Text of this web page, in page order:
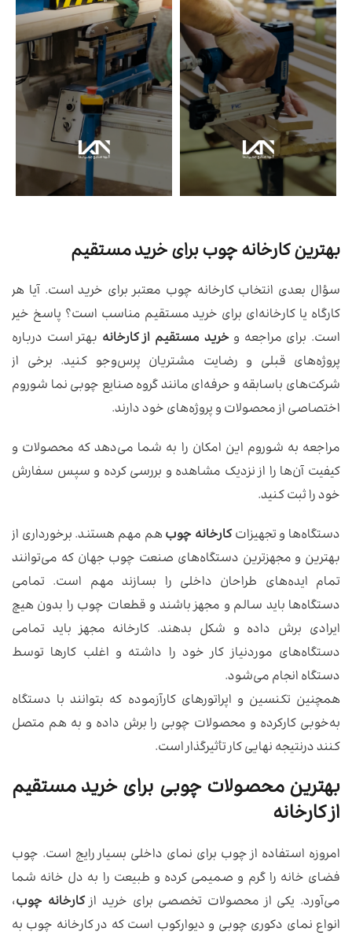
بهترین کارخانه چوب برای خرید مستقیم
سؤال بعدی انتخاب کارخانه چوب معتبر برای خرید است. آیا هر
کارگاه یا کارخانه‌ای برای خرید مستقیم مناسب است؟ پاسخ خیر
است. برای مراجعه وخرید مستقیم از کارخانه بهتر است درباره
پروژه‌های قبلی و رضایت مشتریان پرس‌وجو کنید. برخی از
شرکت‌های باسابقه و حرفه‌ای مانند گروه صنایع چوبی نما شوروم
اختصاصی از محصولات و پروژه‌های خود دارند.
مراجعه به شوروم این امکان را به شما می‌دهد که محصولات و
کیفیت آن‌ها را از نزدیک مشاهده و بررسی کرده و سپس سفارش
خود را ثبت کنید.
دستگاه‌ها و تجهیزاتکارخانه چوبهم مهم هستند. برخورداری از
بهترین و مجهزترین دستگاه‌های صنعت چوب جهان که می‌توانند
تمام ایده‌های طراحان داخلی را بسازند مهم است. تمامی
دستگاه‌ها باید سالم و مجهز باشند و قطعات چوب را بدون هیچ
ایرادی برش داده و شکل بدهند. کارخانه مجهز باید تمامی
دستگاه‌های موردنیاز کار خود را داشته و اغلب کارها توسط
دستگاه انجام می‌شود.
همچنین تکنسین و اپراتورهای کارآزموده که بتوانند با دستگاه
به‌خوبی کارکرده و محصولات چوبی را برش داده و به هم متصل
کنند درنتیجه نهایی کار تأثیرگذار است.
بهترین محصولات چوبی برای خرید مستقیم
از کارخانه
امروزه استفاده از چوب برای نمای داخلی بسیار رایج است. چوب
فضای خانه را گرم و صمیمی کرده و طبیعت را به دل خانه شما
می‌آورد. یکی از محصولات تخصصی برای خرید ازکارخانه چوب،
انواع نمای دکوری چوبی و دیوارکوب است که در کارخانه چوب به